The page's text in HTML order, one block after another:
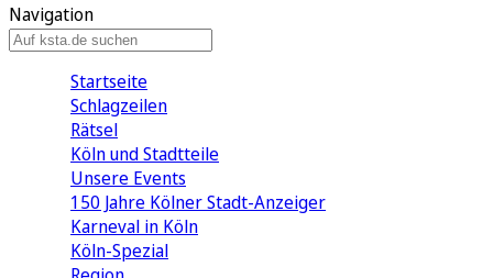
Navigation
Startseite
Schlagzeilen
Rätsel
Köln und Stadtteile
Unsere Events
150 Jahre Kölner Stadt-Anzeiger
Karneval in Köln
Köln-Spezial